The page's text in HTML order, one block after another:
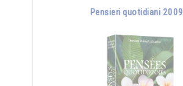
Pensieri quotidiani 2009